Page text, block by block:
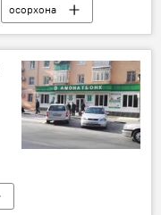
осорхона